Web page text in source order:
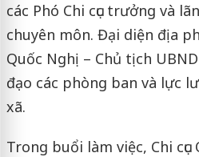
các Phó Chi cục trưởng và
chuyên môn. Đại diện địa
Quốc Nghị – Chủ tịch
đạo các phòng ban và lực
xã.
Trong buổi làm việc, Chi